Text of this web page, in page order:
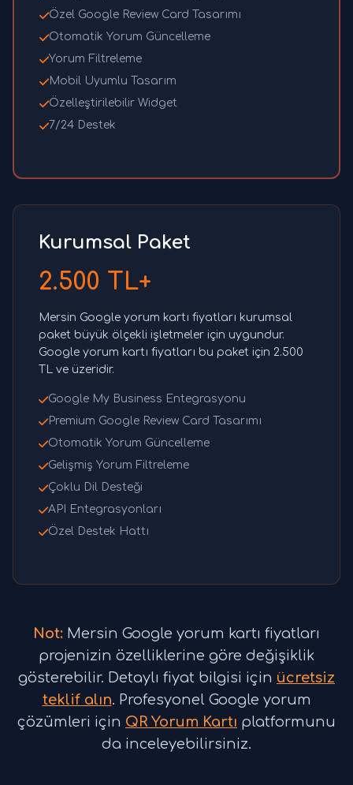
Özel Google Review Card Tasarımı
Otomatik Yorum Güncelleme
Yorum Filtreleme
Mobil Uyumlu Tasarım
Özelleştirilebilir Widget
7/24 Destek
Kurumsal Paket
2.500 TL+
Mersin Google yorum kartı fiyatları kurumsal
paket büyük ölçekli işletmeler için uygundur.
Google yorum kartı fiyatları bu paket için 2.500
TL ve üzeridir.
Google My Business Entegrasyonu
Premium Google Review Card Tasarımı
Otomatik Yorum Güncelleme
Gelişmiş Yorum Filtreleme
Çoklu Dil Desteği
API Entegrasyonları
Özel Destek Hattı
Not: Mersin Google yorum kartı fiyatları
projenizin özelliklerine göre değişiklik
gösterebilir. Detaylı fiyat bilgisi için ücretsiz
teklif alın. Profesyonel Google yorum
çözümleri için QR Yorum Kartı platformunu
da inceleyebilirsiniz.